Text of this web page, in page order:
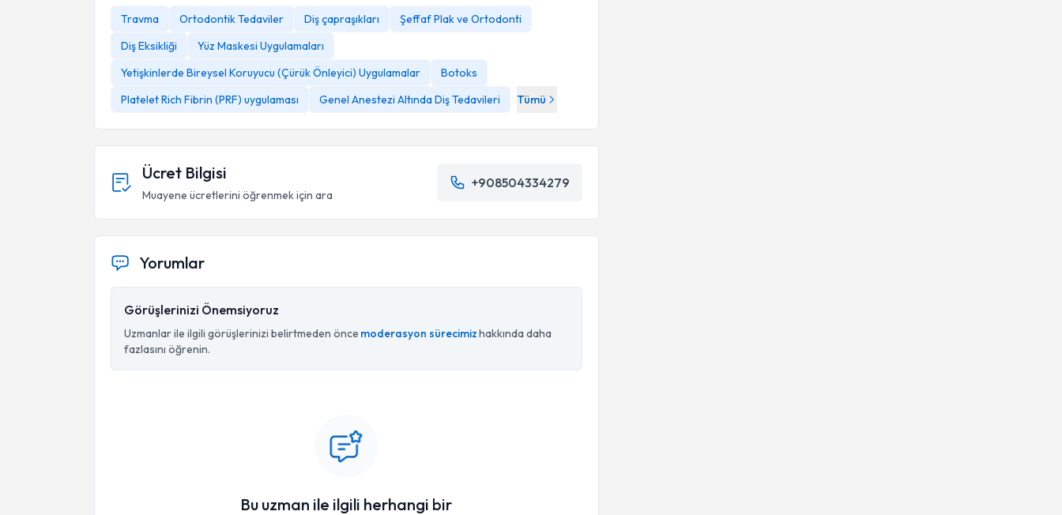
Travma Ortodontik Tedaviler Diş çapraşıkları
Şeffaf Plak ve Ortodonti
Diş Eksikliği
Yüz Maskesi Uygulamaları
Yetişkinlerde Bireysel Koruyucu (Çürük Önleyici) Uygulamalar
Botoks
Platelet Rich Fibrin (PRF) uygulaması
Genel Anestezi Altında Diş Tedavileri Tümü
Ücret Bilgisi
Muayene ücretlerini öğrenmek için ara
+908504334279
Yorumlar
Görüşlerinizi Önemsiyoruz
Uzmanlar ile ilgili görüşlerinizi belirtmeden önce moderasyon sürecimizhakkında daha
fazlasını öğrenin.
Bu uzman ile ilgili herhangi bir